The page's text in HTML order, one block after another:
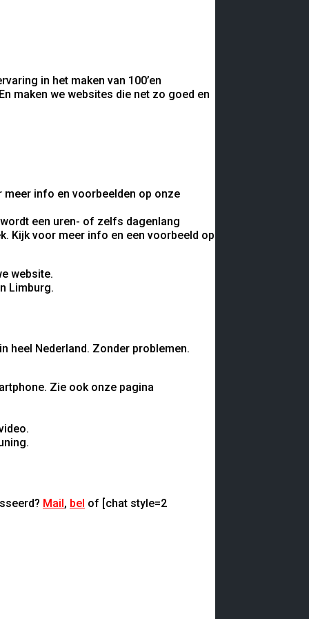
in het maken van 100’en
maken we websites die net zo goed en
meer info en voorbeelden op onze
een uren- of zelfs dagenlang
Kijk voor meer info en een voorbeeld op
Limburg.
heel Nederland. Zonder problemen.
Zie ook onze pagina
Mail, bel of [chat style=2